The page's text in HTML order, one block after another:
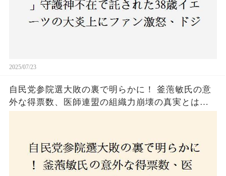
2025/07/23
自民党参院選大敗の裏で明らかに！ 釜萢敏氏の意
外な得票数、医師連盟の組織力崩壊の真実とは？